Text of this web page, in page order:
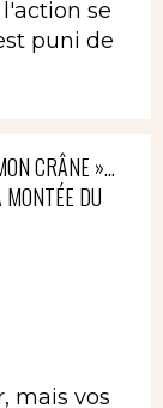
se
puni de
CRÂNE »…
DU
mais vos